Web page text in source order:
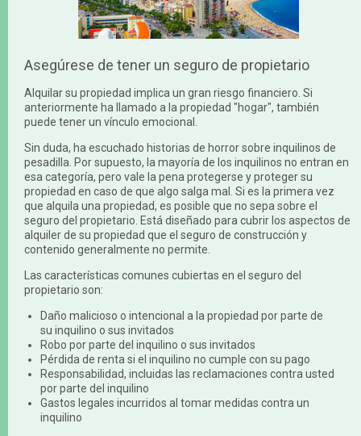
Asegúrese de tener un seguro de propietario
Alquilar su propiedad implica un gran riesgo financiero. Si
anteriormente ha llamado a la propiedad "hogar", también
puede tener un vínculo emocional.
Sin duda, ha escuchado historias de horror sobre inquilinos de
pesadilla. Por supuesto, la mayoría de los inquilinos no entran en
esa categoría, pero vale la pena protegerse y proteger su
propiedad en caso de que algo salga mal. Si es la primera vez
que alquila una propiedad, es posible que no sepa sobre el
seguro del propietario. Está diseñado para cubrir los aspectos de
alquiler de su propiedad que el seguro de construcción y
contenido generalmente no permite.
Las características comunes cubiertas en el seguro del
propietario son:
Daño malicioso o intencional a la propiedad por parte de
su inquilino o sus invitados
Robo por parte del inquilino o sus invitados
Pérdida de renta si el inquilino no cumple con su pago
Responsabilidad, incluidas las reclamaciones contra usted
por parte del inquilino
Gastos legales incurridos al tomar medidas contra un
inquilino